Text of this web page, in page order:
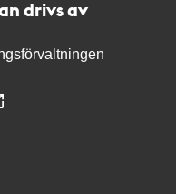
drivs av